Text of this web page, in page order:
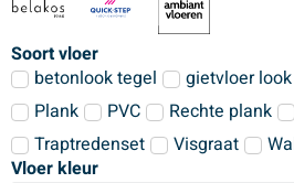
Soort vloer
betonlook tegel
gietvloer look
Plank
PVC Rechte plank
Traptredenset
Visgraat
Vloer kleur